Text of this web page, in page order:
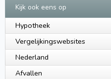
Kijk ook eens op
Hypotheek
Vergelijkingswebsites
Nederland
Afvallen